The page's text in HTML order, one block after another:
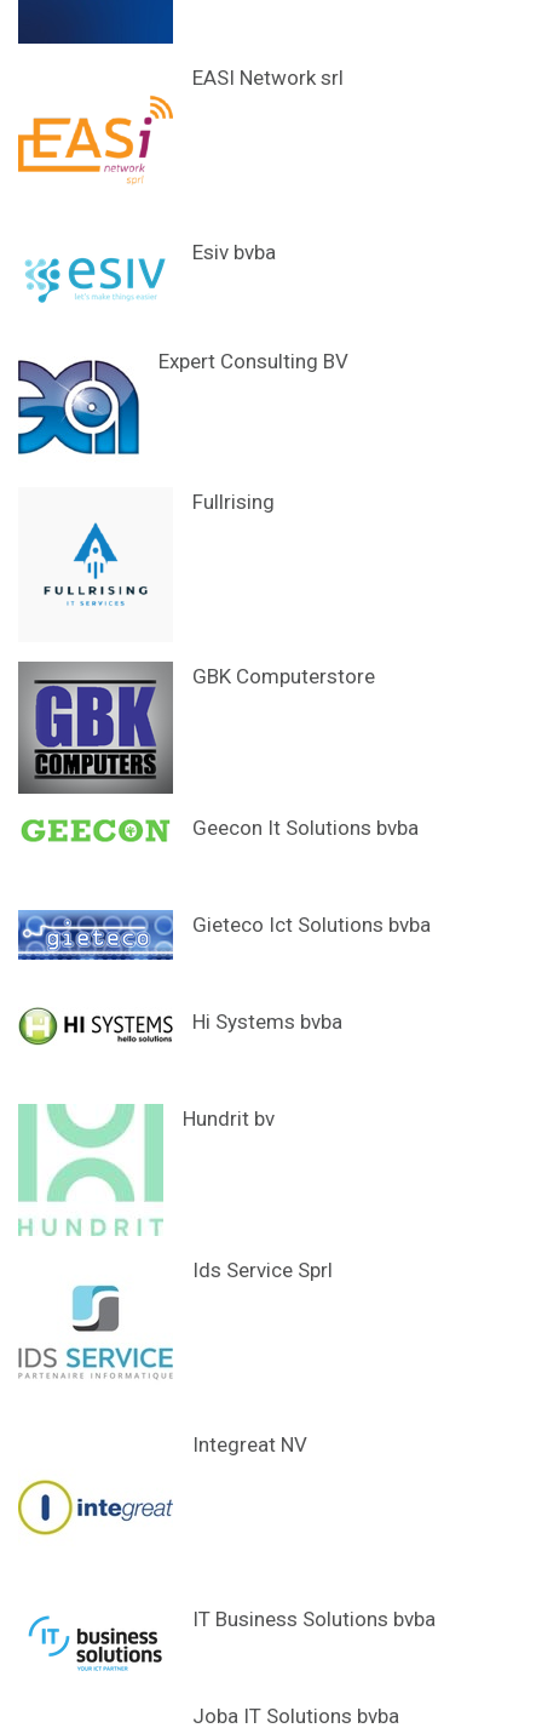
EASI Network srl
Esiv bvba
Expert Consulting BV
Fullrising
GBK Computerstore
Geecon It Solutions bvba
Gieteco Ict Solutions bvba
Hi Systems bvba
Hundrit bv
Ids Service Sprl
Integreat NV
IT Business Solutions bvba
Joba IT Solutions bvba